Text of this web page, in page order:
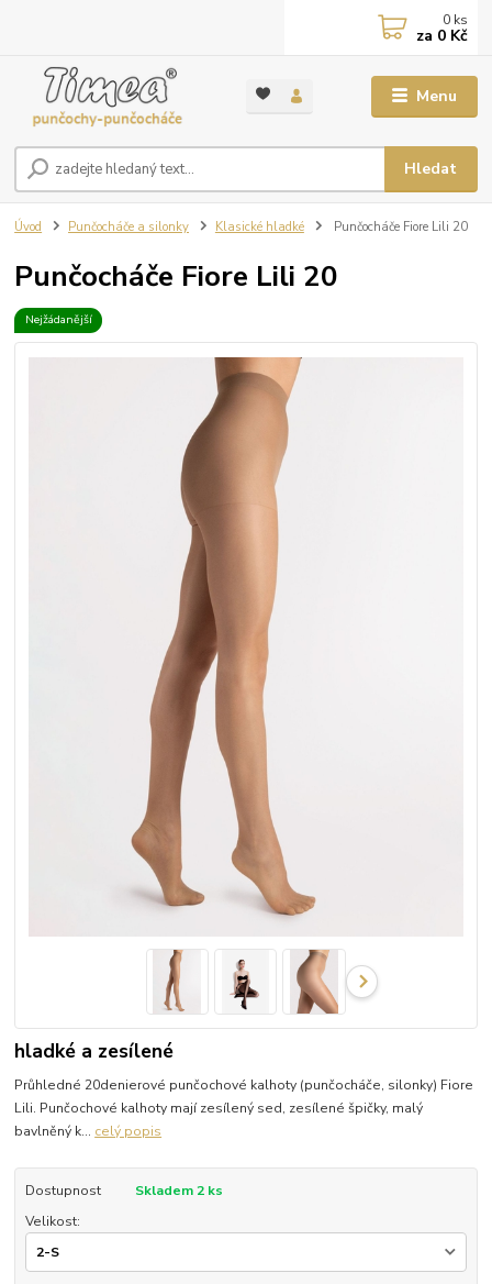
Menu
Hledat
0 ks
za 0 Kč
Úvod Punčocháče a silonky Klasické hladké Punčocháče Fiore Lili 20
Punčocháče Fiore Lili 20
Nejžádanější
hladké a zesílené
Průhledné 20denierové punčochové kalhoty (punčocháče, silonky) Fiore
Lili. Punčochové kalhoty mají zesílený sed, zesílené špičky, malý
bavlněný k... celý popis
Dostupnost
Skladem 2 ks
Velikost: